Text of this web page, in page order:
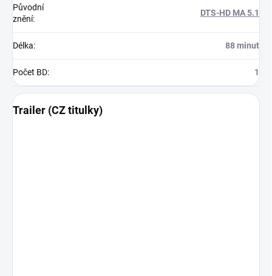
Původní
znění:
DTS-HD MA 5.1
Délka: 88 minut
Počet BD: 1
Trailer (CZ titulky)